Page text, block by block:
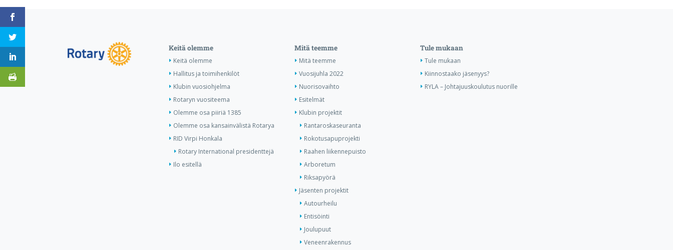
Keitä olemme
Keitä olemme
Hallitus ja toimihenkilöt
Klubin vuosiohjelma
Rotaryn vuositeema
Olemme osa piiriä 1385
Olemme osa kansainvälistä Rotarya
RID Virpi Honkala
Rotary International presidenttejä
Ilo esitellä
Mitä teemme
Mitä teemme
Vuosijuhla 2022
Nuorisovaihto
Esitelmät
Klubin projektit
Rantaroskaseuranta
Rokotusapuprojekti
Raahen liikennepuisto
Arboretum
Riksapyörä
Jäsenten projektit
Autourheilu
Entisöinti
Joulupuut
Veneenrakennus
Tule mukaan
Tule mukaan
Kiinnostaako jäsenyys?
RYLA – Johtajuuskoulutus nuorille